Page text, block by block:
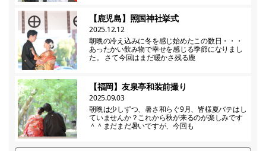
【鹿児島】照国神社挙式
2025.12.12
朝晩の冷え込みに冬を感じ始めたこの数日・・・
あったかい飲み物で幸せを感じる季節になりまし
た。 さて今回はまだ暖かさ残る鹿
【福岡】友泉亭和装前撮り
2025.09.03
朝晩は少しずつ、暑さ和らぐ9月、皆様夏バテはし
ていませんか？これから秋が来るのが楽しみです
＾＾まだまだ暑いですが、今回も